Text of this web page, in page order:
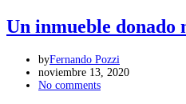
Un inmueble donado
byFernando Pozzi
noviembre 13, 2020
No comments